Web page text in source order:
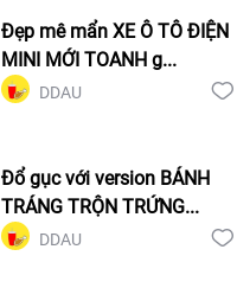
Đẹp mê mẩn XE Ô TÔ ĐIỆN
MINI MỚI TOANH g...
DDAU
Đổ gục với version BÁNH
TRÁNG TRỘN TRỨNG...
DDAU